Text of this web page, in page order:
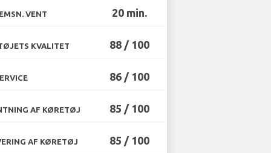
VENT 20 min.
KVALITET 88 / 100
86 / 100
AF KØRETØJ 85 / 100
AF KØRETØJ 85 / 100